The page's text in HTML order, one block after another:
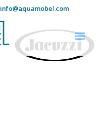
info@aquamobel.com